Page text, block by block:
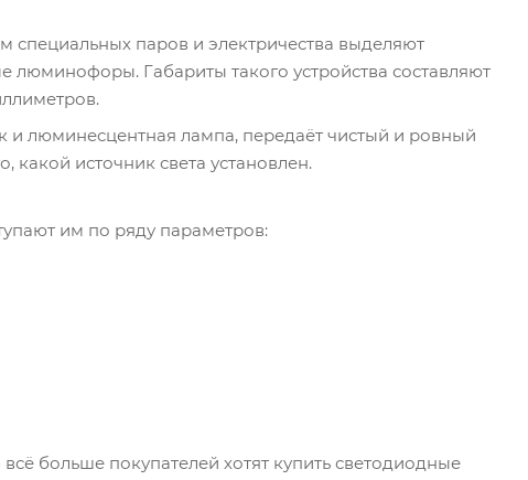
паров и электричества выделяют
люминофоры. Габариты такого устройства составляют
и люминесцентная лампа, передаёт чистый и ровный
какой источник света установлен.
им по ряду параметров:
больше покупателей хотят купить светодиодные